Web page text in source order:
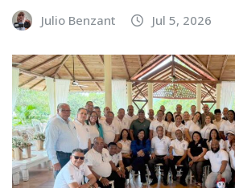
Julio Benzant Jul 5, 2026